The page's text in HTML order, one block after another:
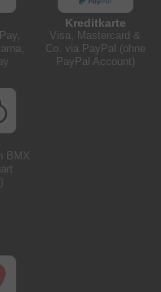
Kreditkarte
Visa, Mastercard &
Co. via PayPal (ohne
PayPal Account)
BMX